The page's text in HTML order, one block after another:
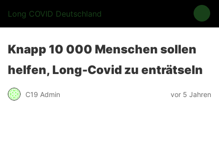
Long COVID Deutschland
Knapp 10 000 Menschen sollen
helfen, Long-Covid zu enträtseln
C19 Admin vor 5 Jahren